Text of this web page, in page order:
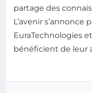
partage des
L’avenir
EuraTechnologies
bénéficient de leur